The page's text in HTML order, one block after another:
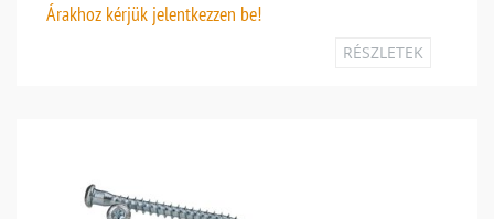
Árakhoz kérjük jelentkezzen be!
RÉSZLETEK